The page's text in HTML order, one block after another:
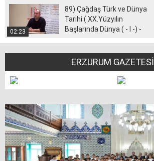
02:23
89) Çağdaş Türk ve Dünya
Tarihi ( XX.Yüzyılın
Başlarında Dünya ( - I -) -
ERZURUM GAZETESİ